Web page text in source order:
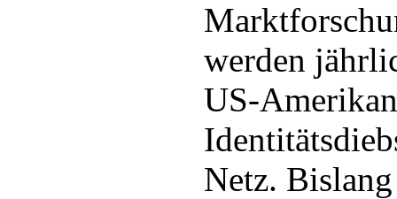
werden
US-
Netz.